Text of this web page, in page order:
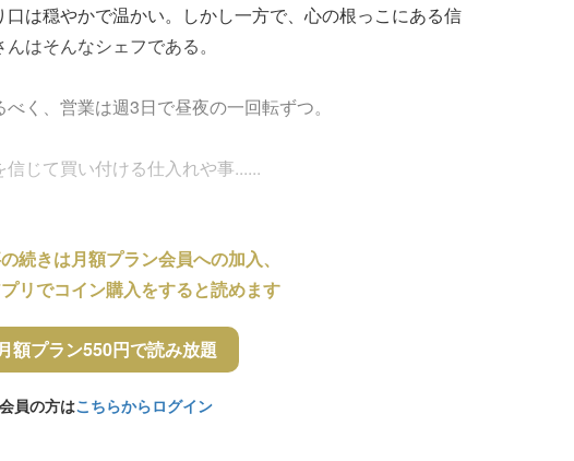
は穏やかで温かい。しかし一方で、心の根っこにある信
はそんなシェフである。
く、営業は週3日で昼夜の一回転ずつ。
じて買い付ける仕入れや事......
続きは月額プラン会員への加入、
リでコイン購入をすると読めます
額プラン550円で読み放題
会員の方はこちらからログイン